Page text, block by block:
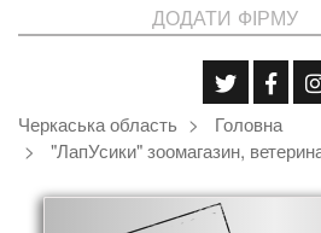
ДОДАТИ ФІРМУ
Черкаська область
Головна
"ЛапУсики" зоомагазин,